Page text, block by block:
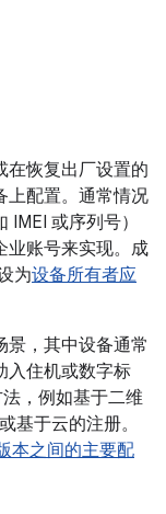
在恢复出厂设置的
上配置。通常情况
或序列号）
业账号来实现。成
为设备所有者应
景，其中设备通常
入住机或数字标
，例如基于二维
基于云的注册。
本之间的主要配